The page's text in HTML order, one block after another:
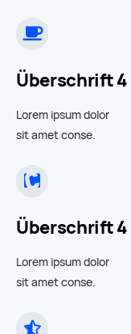
Überschrift 4
Lorem ipsum dolor
sit amet conse.
Überschrift 4
Lorem ipsum dolor
sit amet conse.